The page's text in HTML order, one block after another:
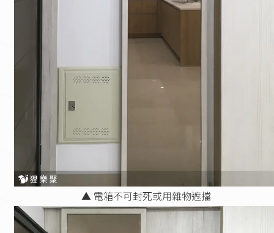
▲ 電箱不可封死或用雜物遮擋